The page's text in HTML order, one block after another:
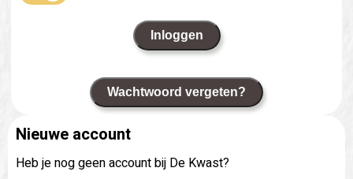
Inloggen
Wachtwoord vergeten?
Nieuwe account
Heb je nog geen account bij De Kwast?